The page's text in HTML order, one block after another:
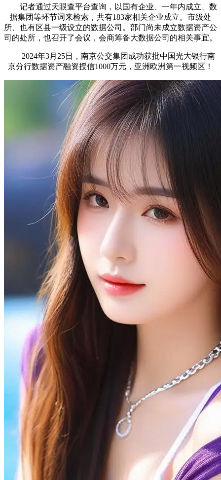
记者通过天眼查平台查询，以国有企业、一年内成立、数
据集团等环节词来检索，共有183家相关企业成立。市级处
所、也有区县一级设立的数据公司。部门尚未成立数据资产公
司的处所，也召开了会议，会商筹备大数据公司的相关事宜。
2024年3月25日，南京公交集团成功获批中国光大银行南
京分行数据资产融资授信1000万元，亚洲欧洲第一视频区！